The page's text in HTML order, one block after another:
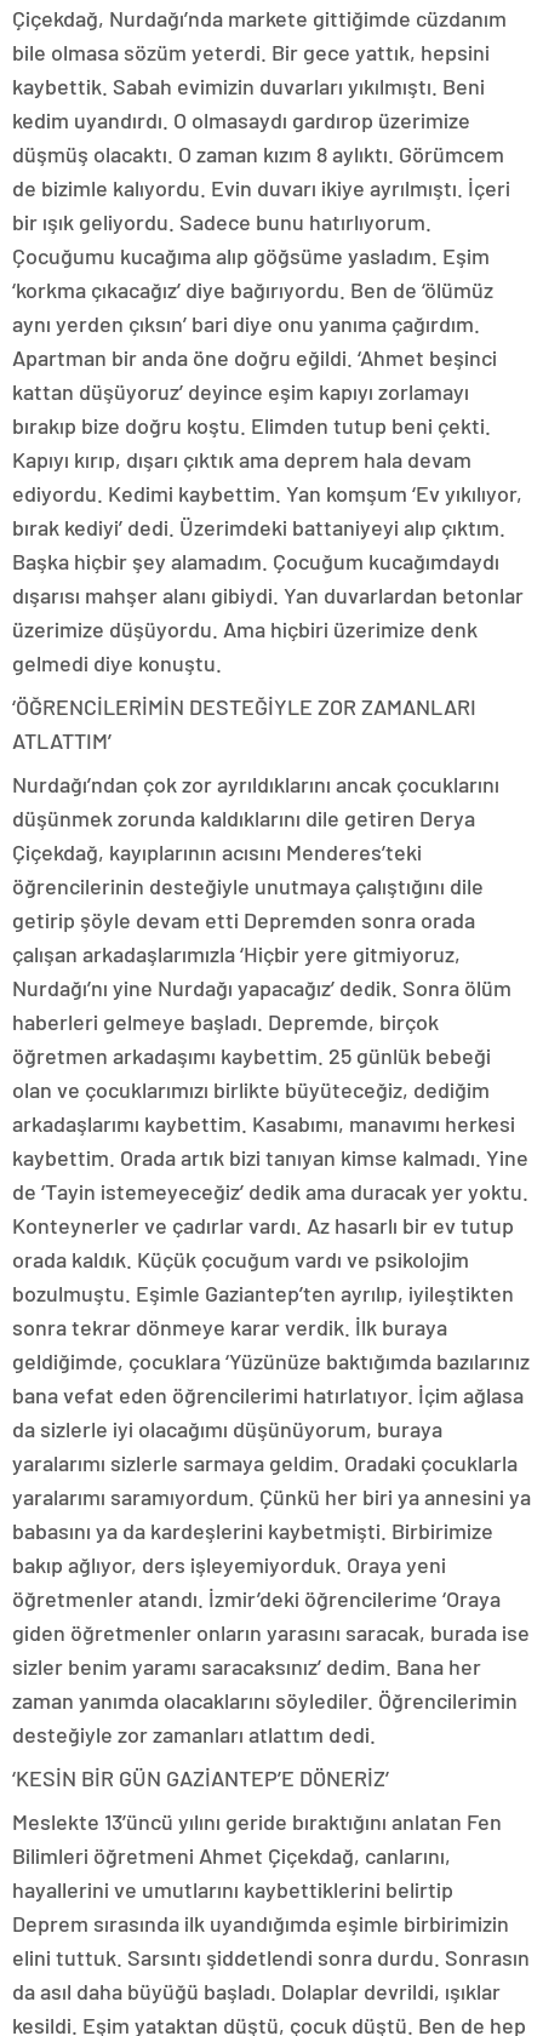
Çiçekdağ, Nurdağı’nda markete gittiğimde cüzdanım
bile olmasa sözüm yeterdi. Bir gece yattık, hepsini
kaybettik. Sabah evimizin duvarları yıkılmıştı. Beni
kedim uyandırdı. O olmasaydı gardırop üzerimize
düşmüş olacaktı. O zaman kızım 8 aylıktı. Görümcem
de bizimle kalıyordu. Evin duvarı ikiye ayrılmıştı. İçeri
bir ışık geliyordu. Sadece bunu hatırlıyorum.
Çocuğumu kucağıma alıp göğsüme yasladım. Eşim
‘korkma çıkacağız’ diye bağırıyordu. Ben de ‘ölümüz
aynı yerden çıksın’ bari diye onu yanıma çağırdım.
Apartman bir anda öne doğru eğildi. ‘Ahmet beşinci
kattan düşüyoruz’ deyince eşim kapıyı zorlamayı
bırakıp bize doğru koştu. Elimden tutup beni çekti.
Kapıyı kırıp, dışarı çıktık ama deprem hala devam
ediyordu. Kedimi kaybettim. Yan komşum ‘Ev yıkılıyor,
bırak kediyi’ dedi. Üzerimdeki battaniyeyi alıp çıktım.
Başka hiçbir şey alamadım. Çocuğum kucağımdaydı
dışarısı mahşer alanı gibiydi. Yan duvarlardan betonlar
üzerimize düşüyordu. Ama hiçbiri üzerimize denk
gelmedi diye konuştu.
‘ÖĞRENCİLERİMİN DESTEĞİYLE ZOR ZAMANLARI
ATLATTIM’
Nurdağı’ndan çok zor ayrıldıklarını ancak çocuklarını
düşünmek zorunda kaldıklarını dile getiren Derya
Çiçekdağ, kayıplarının acısını Menderes’teki
öğrencilerinin desteğiyle unutmaya çalıştığını dile
getirip şöyle devam etti Depremden sonra orada
çalışan arkadaşlarımızla ‘Hiçbir yere gitmiyoruz,
Nurdağı’nı yine Nurdağı yapacağız’ dedik. Sonra ölüm
haberleri gelmeye başladı. Depremde, birçok
öğretmen arkadaşımı kaybettim. 25 günlük bebeği
olan ve çocuklarımızı birlikte büyüteceğiz, dediğim
arkadaşlarımı kaybettim. Kasabımı, manavımı herkesi
kaybettim. Orada artık bizi tanıyan kimse kalmadı. Yine
de ‘Tayin istemeyeceğiz’ dedik ama duracak yer yoktu.
Konteynerler ve çadırlar vardı. Az hasarlı bir ev tutup
orada kaldık. Küçük çocuğum vardı ve psikolojim
bozulmuştu. Eşimle Gaziantep’ten ayrılıp, iyileştikten
sonra tekrar dönmeye karar verdik. İlk buraya
geldiğimde, çocuklara ‘Yüzünüze baktığımda bazılarınız
bana vefat eden öğrencilerimi hatırlatıyor. İçim ağlasa
da sizlerle iyi olacağımı düşünüyorum, buraya
yaralarımı sizlerle sarmaya geldim. Oradaki çocuklarla
yaralarımı saramıyordum. Çünkü her biri ya annesini ya
babasını ya da kardeşlerini kaybetmişti. Birbirimize
bakıp ağlıyor, ders işleyemiyorduk. Oraya yeni
öğretmenler atandı. İzmir’deki öğrencilerime ‘Oraya
giden öğretmenler onların yarasını saracak, burada ise
sizler benim yaramı saracaksınız’ dedim. Bana her
zaman yanımda olacaklarını söylediler. Öğrencilerimin
desteğiyle zor zamanları atlattım dedi.
‘KESİN BİR GÜN GAZİANTEP’E DÖNERİZ’
Meslekte 13’üncü yılını geride bıraktığını anlatan Fen
Bilimleri öğretmeni Ahmet Çiçekdağ, canlarını,
hayallerini ve umutlarını kaybettiklerini belirtip
Deprem sırasında ilk uyandığımda eşimle birbirimizin
elini tuttuk. Sarsıntı şiddetlendi sonra durdu. Sonrasın
da asıl daha büyüğü başladı. Dolaplar devrildi, ışıklar
kesildi. Eşim yataktan düştü, çocuk düştü. Ben de hep